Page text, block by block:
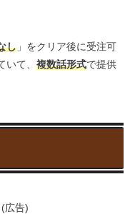
し 」をクリア後に受注可
いて、 複数話形式で提供
広告)